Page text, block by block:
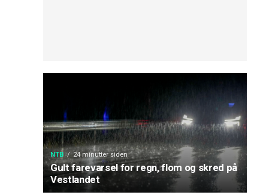
NTB 24 minutter siden
Gult farevarsel for regn, flom og skred på
Vestlandet